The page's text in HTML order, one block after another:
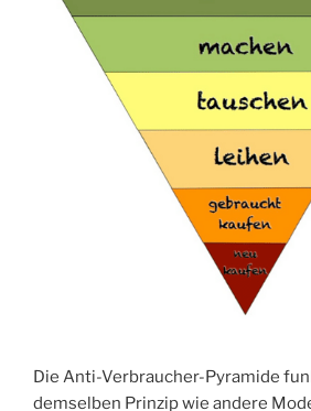
Die Anti-Verbraucher-Pyramide
demselben Prinzip wie andere